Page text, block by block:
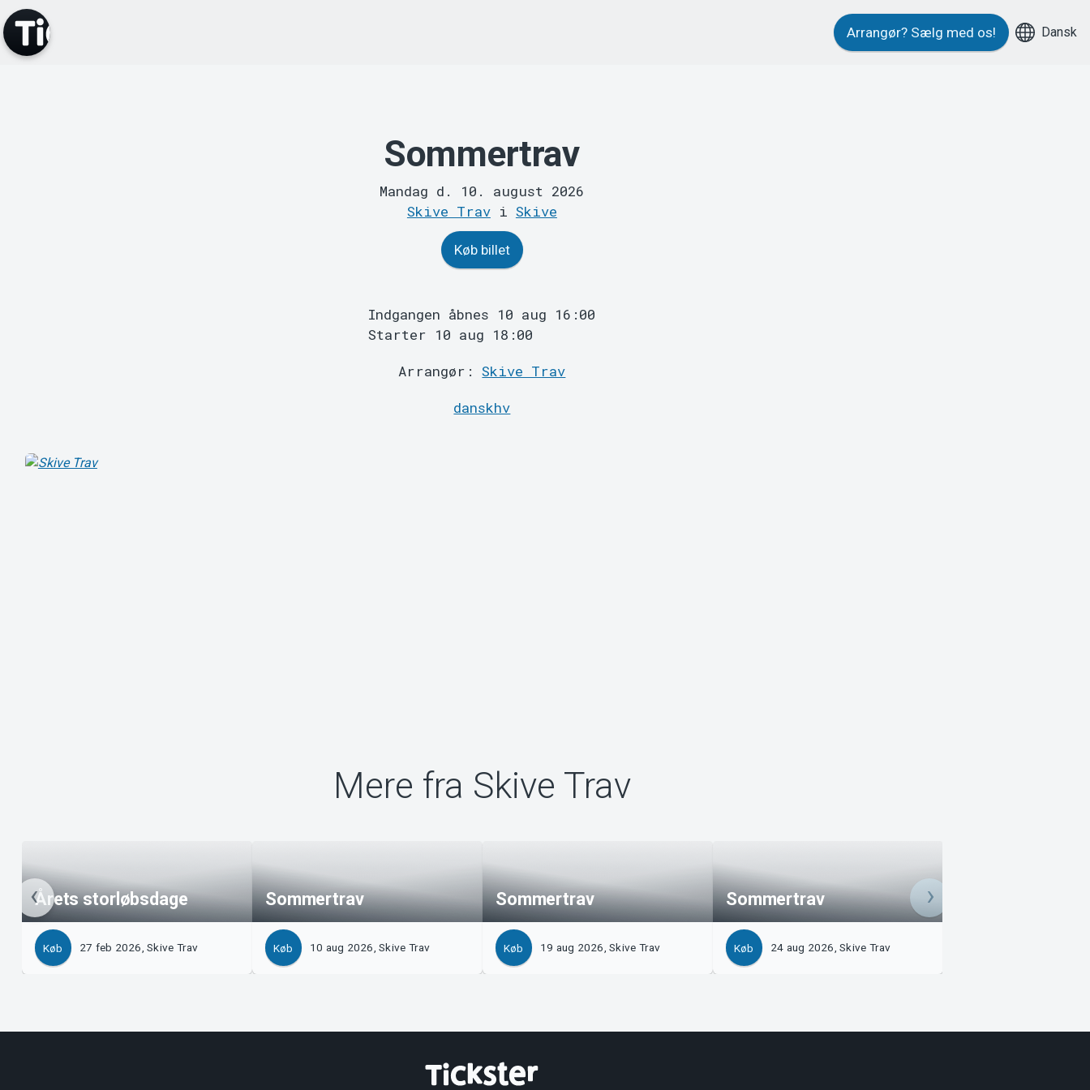
Arrangør? Sælg med os! Dansk
Sommertrav
Mandag d. 10. august 2026
Skive Travi Skive
Køb billet
Indgangen åbnes 10 aug 16:00
Starter 10 aug 18:00
Arrangør:Skive Trav
danskhv
Mere fra Skive Trav
Årets storløbsdage
Køb 27 feb 2026, Skive Trav
Sommertrav
Køb 10 aug 2026, Skive Trav
Sommertrav
Køb 19 aug 2026, Skive Trav
Sommertrav
Køb 24 aug 2026, Skive Trav